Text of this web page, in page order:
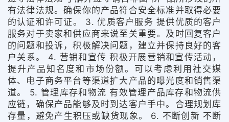
有法律法规。确保你的产品符合安全标准并取得必要
的认证和许可证。 3. 优质客户服务 提供优质的客户
服务对于卖家和供应商来说至关重要。及时回复客户
的问题和投诉，积极解决问题，建立并保持良好的客
户关系。 4. 营销和宣传 积极开展营销和宣传活动，
提升产品知名度和市场份额。可以考虑利用社交媒
体、电子商务平台等渠道扩大产品的曝光度和销售渠
道。 5. 管理库存和物流 有效管理产品库存和物流供
应链，确保产品能够及时到达客户手中。合理规划库
存量，避免产生积压或缺货现象。 6. 不断创新 不断